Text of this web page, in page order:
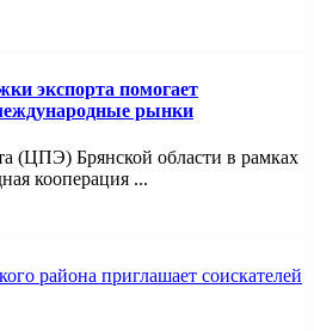
экспорта помогает
рынки
(ЦПЭ) Брянской области в рамках
кооперация ...